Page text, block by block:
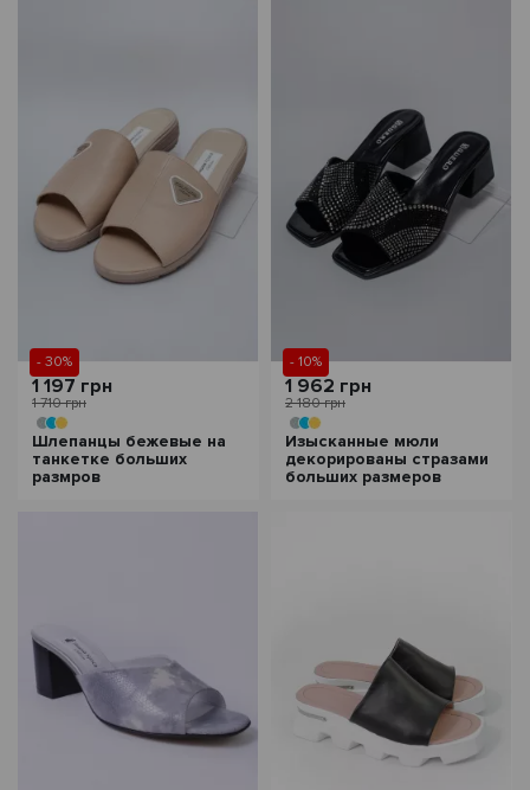
- 30%
1 197 грн
1 710 грн
Шлепанцы бежевые на
танкетке больших
размров
- 10%
1 962 грн
2 180 грн
Изысканные мюли
декорированы стразами
больших размеров